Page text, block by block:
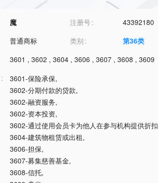
魔 注册号 43392180
普通商标 类别 第36类
3601 , 3602 , 3604 , 3606 , 3607 , 3608 , 3609
3601-保险承保,
3602-分期付款的贷款,
3602-融资服务,
3602-资本投资,
3602-通过使用会员卡为他人在参与机构提供折扣
3604-建筑物租赁或出租,
3606-担保,
3607-募集慈善基金,
3608-信托,